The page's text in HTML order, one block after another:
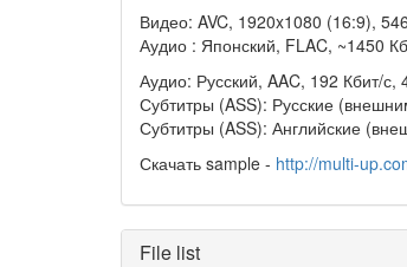
Видео: AVC, 1920x1080 (16:9),
Аудио : Японский, FLAC, ~1450
Аудио: Русский, AAC, 192 Кбит/
Субтитры (ASS): Русские
Субтитры (ASS): Английские
Скачать sample - http://multi-
File list